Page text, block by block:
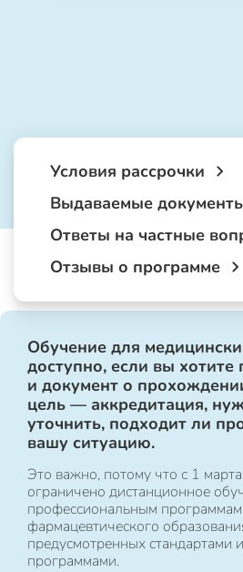
Условия рассрочки
Выдаваемые
Ответы на частные
Отзывы о программе
Обучение для
доступно, если вы хотите
и документ о
цель — аккредитация,
уточнить, подходит ли
вашу ситуацию.
Это важно, потому что с 1
ограничено дистанционное
профессиональным
фармацевтического
предусмотренных стандартами
программами.